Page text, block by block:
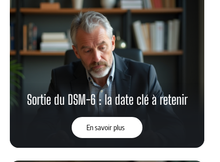
Sortie du DSM-6 : la date clé à retenir
En savoir plus